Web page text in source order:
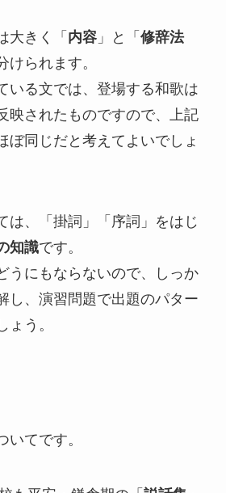
大きく「 内容」と「 修辞法
けられます。
いる文では、登場する和歌は
映されたものですので、上記
ぼ同じだと考えてよいでしょ
は、「掛詞」「序詞」をはじ
知識です。
うにもならないので、しっか
し、演習問題で出題のパター
ょう。
いてです。